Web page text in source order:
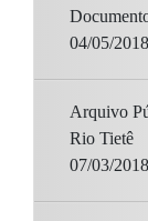
04/05/2018
Arquivo
Rio Tietê
07/03/2018